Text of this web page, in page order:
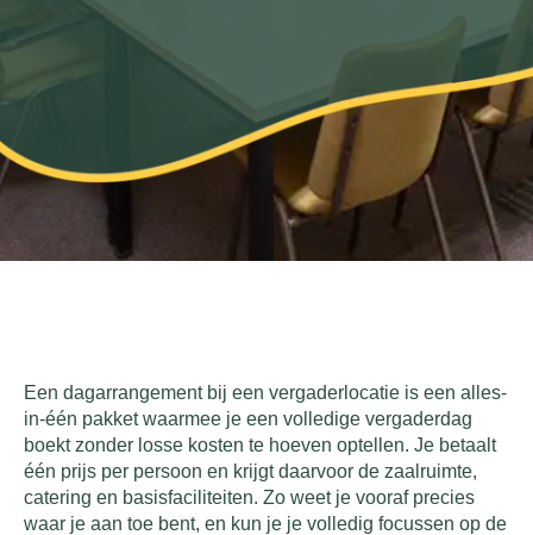
Een dagarrangement bij een vergaderlocatie is een alles-
in-één pakket waarmee je een volledige vergaderdag
boekt zonder losse kosten te hoeven optellen. Je betaalt
één prijs per persoon en krijgt daarvoor de zaalruimte,
catering en basisfaciliteiten. Zo weet je vooraf precies
waar je aan toe bent, en kun je je volledig focussen op de